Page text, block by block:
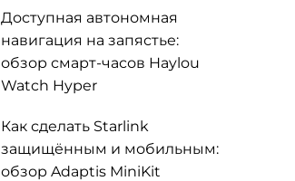
Доступная автономная
навигация на запястье:
обзор смарт-часов Haylou
Watch Hyper
Как сделать Starlink
защищённым и мобильным:
обзор Adaptis MiniKit